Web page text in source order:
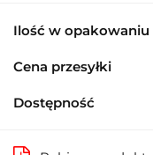
Ilość w opakowaniu
Cena przesyłki
Dostępność